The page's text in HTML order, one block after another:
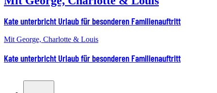
Kate unterbricht Urlaub für besonderen Familienauftritt
Mit George, Charlotte & Louis
Kate unterbricht Urlaub für besonderen Familienauftritt